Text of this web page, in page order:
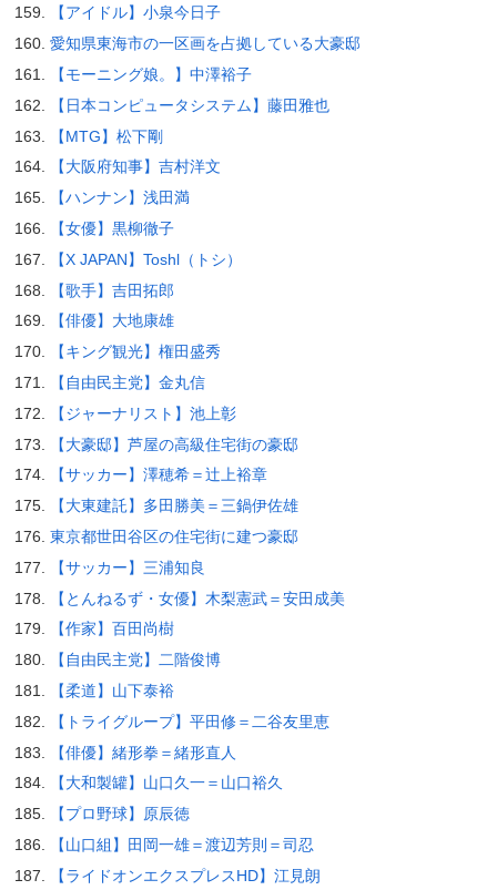
【アイドル】小泉今日子
愛知県東海市の一区画を占拠している大豪邸
【モーニング娘。】中澤裕子
【日本コンピュータシステム】藤田雅也
【MTG】松下剛
【大阪府知事】吉村洋文
【ハンナン】浅田満
【女優】黒柳徹子
【X JAPAN】Toshl（トシ）
【歌手】吉田拓郎
【俳優】大地康雄
【キング観光】権田盛秀
【自由民主党】金丸信
【ジャーナリスト】池上彰
【大豪邸】芦屋の高級住宅街の豪邸
【サッカー】澤穂希＝辻上裕章
【大東建託】多田勝美＝三鍋伊佐雄
東京都世田谷区の住宅街に建つ豪邸
【サッカー】三浦知良
【とんねるず・女優】木梨憲武＝安田成美
【作家】百田尚樹
【自由民主党】二階俊博
【柔道】山下泰裕
【トライグループ】平田修＝二谷友里恵
【俳優】緒形拳＝緒形直人
【大和製罐】山口久一＝山口裕久
【プロ野球】原辰徳
【山口組】田岡一雄＝渡辺芳則＝司忍
【ライドオンエクスプレスHD】江見朗